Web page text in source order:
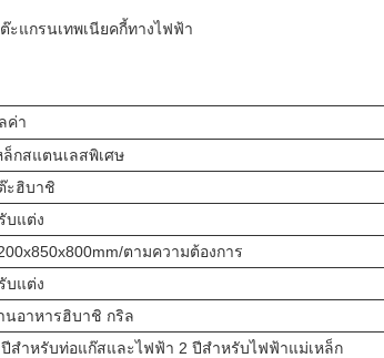
ะแกรนเทพเนียคกี้ทางไฟฟ้า
ค่า
ล็กสแตนเลสพิเศษ
ะฮิบาชิ
บแต่ง
ตามความต้องการ
บแต่ง
นอาหารฮิบาชิ กริล
ปีสําหรับท่อแก๊สและไฟฟ้า 2 ปีสําหรับไฟฟ้าแม่เหล็ก